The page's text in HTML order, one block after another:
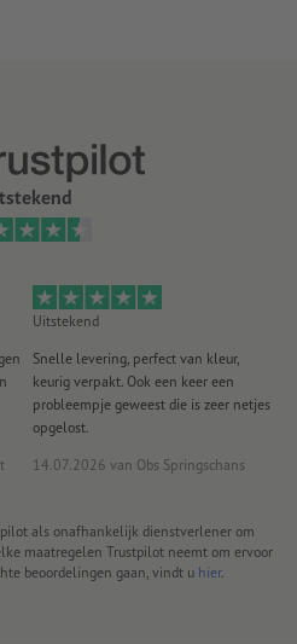
Uitstekend
Snelle levering, perfect van kleur,
keurig verpakt. Ook een keer een
probleempje geweest die is zeer netjes
opgelost.
14.07.2026 van Obs Springschans
als onafhankelijk dienstverlener om
maatregelen Trustpilot neemt om ervoor
beoordelingen gaan, vindt u hier.